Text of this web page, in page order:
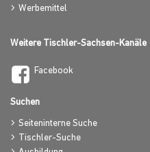
Werbemittel
Weitere Tischler-Sachsen-Kanäle
Facebook
Suchen
Seiteninterne Suche
Tischler-Suche